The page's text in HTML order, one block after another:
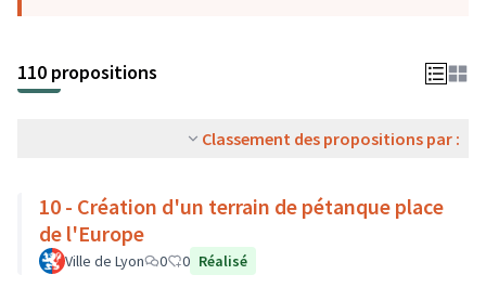
110 propositions
Classement des propositions par :
10 - Création d'un terrain de pétanque place
de l'Europe
Ville de Lyon 0 0 Réalisé